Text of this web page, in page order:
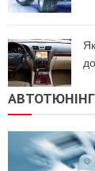
АВТОТЮНІНГ